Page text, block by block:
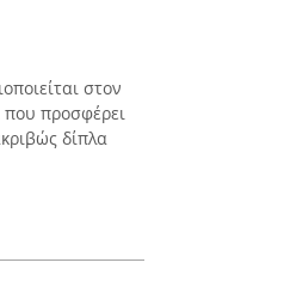
στον
που προσφέρει
δίπλα